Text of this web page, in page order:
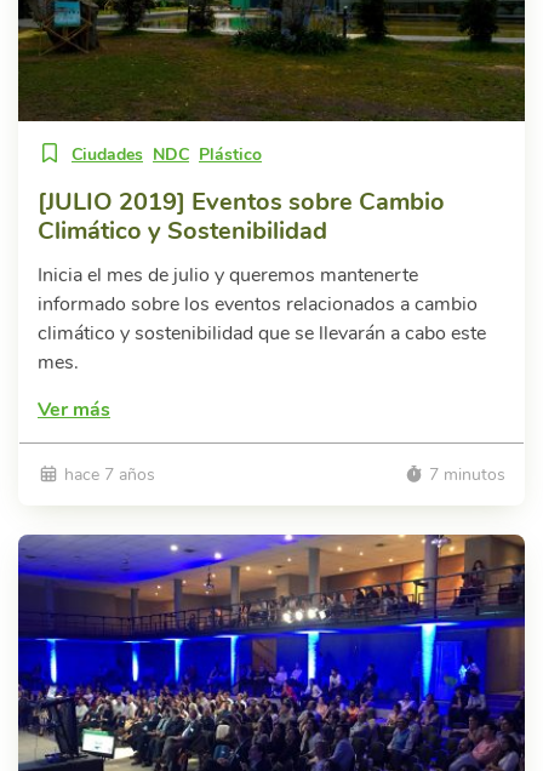
Ciudades NDC Plástico
[JULIO 2019] Eventos sobre Cambio
Climático y Sostenibilidad
Inicia el mes de julio y queremos mantenerte
informado sobre los eventos relacionados a cambio
climático y sostenibilidad que se llevarán a cabo este
mes.
Ver más
hace 7 años 7 minutos